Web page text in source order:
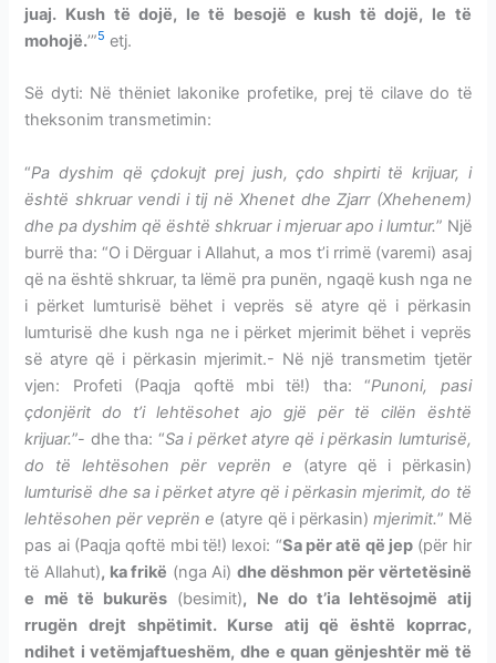
juaj. Kush të dojë, le të besojë e kush të dojë, le të
mohojë.’”5 etj.
Së dyti: Në thëniet lakonike profetike, prej të cilave do të
theksonim transmetimin:
“Pa dyshim që çdokujt prej jush, çdo shpirti të krijuar, i
është shkruar vendi i tij në Xhenet dhe Zjarr (Xhehenem)
dhe pa dyshim që është shkruar i mjeruar apo i lumtur.” Një
burrë tha: “O i Dërguar i Allahut, a mos t’i rrimë (varemi) asaj
që na është shkruar, ta lëmë pra punën, ngaqë kush nga ne
i përket lumturisë bëhet i veprës së atyre që i përkasin
lumturisë dhe kush nga ne i përket mjerimit bëhet i veprës
së atyre që i përkasin mjerimit.- Në një transmetim tjetër
vjen: Profeti (Paqja qoftë mbi të!) tha: “Punoni, pasi
çdonjërit do t’i lehtësohet ajo gjë për të cilën është
krijuar.”- dhe tha: “Sa i përket atyre që i përkasin lumturisë,
do të lehtësohen për veprën e (atyre që i përkasin)
lumturisë dhe sa i përket atyre që i përkasin mjerimit, do të
lehtësohen për veprën e (atyre që i përkasin) mjerimit.” Më
pas ai (Paqja qoftë mbi të!) lexoi: “Sa për atë që jep(për hir
të Allahut), ka frikë (nga Ai) dhe dëshmon për vërtetësinë
e më të bukurës (besimit), Ne do t’ia lehtësojmë atij
rrugën drejt shpëtimit. Kurse atij që është koprrac,
ndihet i vetëmjaftueshëm, dhe e quan gënjeshtër më të